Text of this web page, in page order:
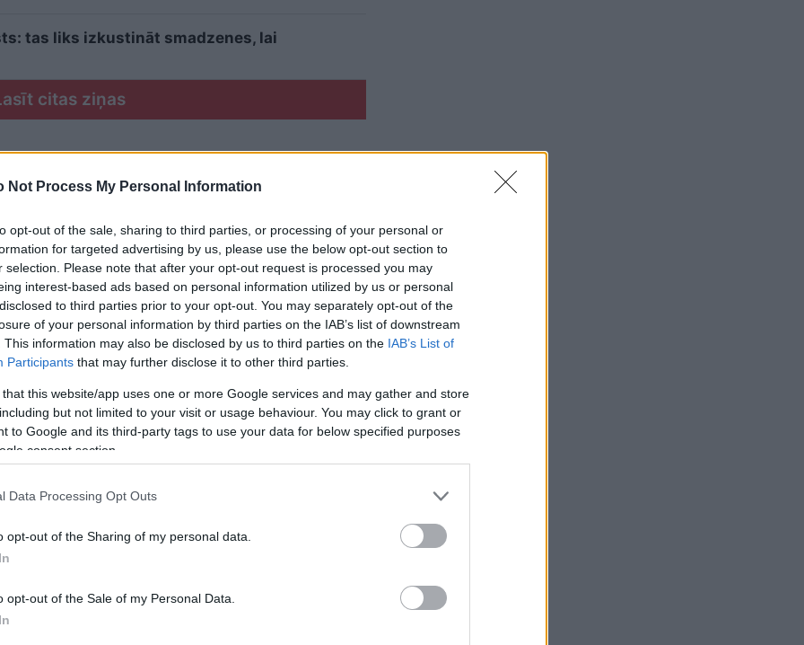
Not Process My Personal Information
opt-out of the sale, sharing to third parties, or processing of your personal or
for targeted advertising by us, please use the below opt-out section to
selection. Please note that after your opt-out request is processed you may
interest-based ads based on personal information utilized by us or personal
to third parties prior to your opt-out. You may separately opt-out of the
of your personal information by third parties on the IAB’s list of downstream
This information may also be disclosed by us to third parties on the IAB’s List of
Participants that may further disclose it to other third parties.
that this website/app uses one or more Google services and may gather and store
but not limited to your visit or usage behaviour. You may click to grant or
to Google and its third-party tags to use your data for below specified purposes
consent section.
Data Processing Opt Outs
opt-out of the Sharing of my personal data.
opt-out of the Sale of my Personal Data.
tas liks izkustināt smadzenes, lai
citas ziņas
un austrumu rajonos gaidāms pērkona
prognozēts, ka tas turpināsies līdz vakaram.
līdz plkst. 23.
negaisa laikā var apdraudēt ne tikai tos, kas
Daudzi uzskata, ka mūsdienīgi elektrotīkli
no zibens spēriena sekām, tomēr
pat tie negarantē simtprocentīgu drošību.